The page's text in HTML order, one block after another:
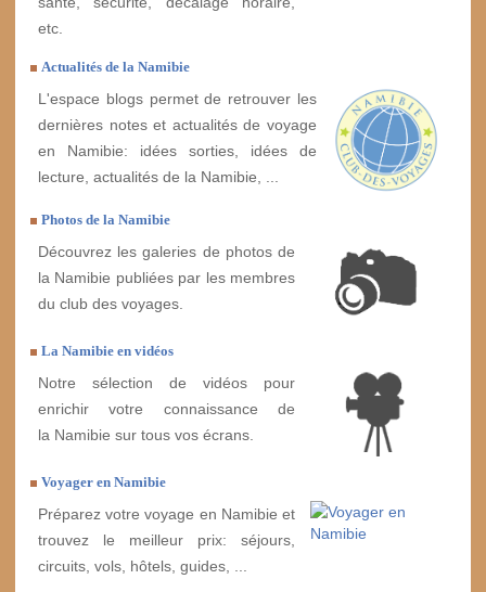
etc.
Actualités de la Namibie
L'espace blogs permet de retrouver les
dernières notes et actualités de voyage
en Namibie: idées sorties, idées de
lecture, actualités de la Namibie, ...
Photos de la Namibie
Découvrez les galeries de photos de
la Namibie publiées par les membres
du club des voyages.
La Namibie en vidéos
Notre sélection de vidéos pour
enrichir votre connaissance de
la Namibie sur tous vos écrans.
Voyager en Namibie
Préparez votre voyage en Namibie et
trouvez le meilleur prix: séjours,
circuits, vols, hôtels, guides, ...